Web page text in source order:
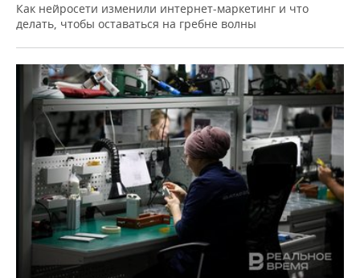
Как нейросети изменили интернет-маркетинг и что
делать, чтобы оставаться на гребне волны